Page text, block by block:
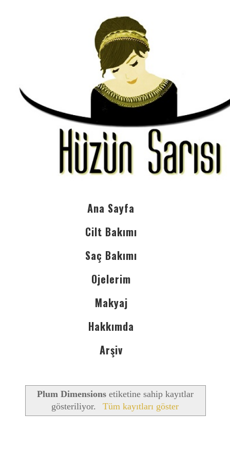
Ana Sayfa
Cilt Bakımı
Saç Bakımı
Ojelerim
Makyaj
Hakkımda
Arşiv
Plum Dimensionsetiketine sahip kayıtlar
gösteriliyor.
Tüm kayıtları göster